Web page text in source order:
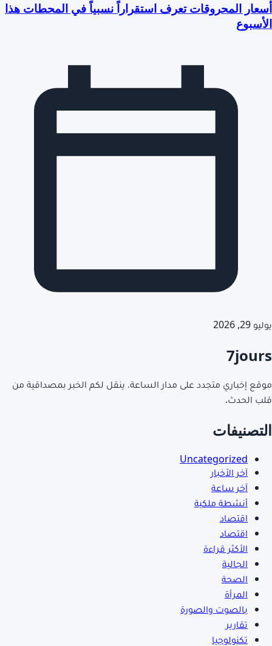
أسعار المحروقات تعرف استقراراً نسبياً في المحطات هذا
الأسبوع
يوليو 29, 2026
7jours
موقع إخباري متجدد على مدار الساعة، ينقل لكم الخبر بمصداقية من
قلب الحدث.
التصنيفات
Uncategorized
آخر الأخبار
آخر ساعة
أنشطة ملكية
اقتصاد
اقتصاد
الأكثر قراءة
الجالية
الصحة
المرأة
بالصوت والصورة
تقارير
تكنولوجيا